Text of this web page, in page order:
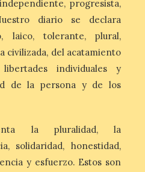
son las
apenas un
libres para
boom
y
progresista,
diario se declara
laico, tolerante, plural,
civilizada, del acatamiento
individuales y
de la persona y de los
la pluralidad, la
solidaridad, honestidad,
y esfuerzo. Estos son